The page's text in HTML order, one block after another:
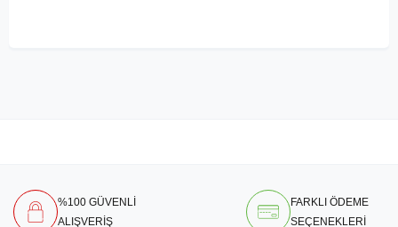
%100 GÜVENLİ
ALIŞVERİŞ
FARKLI ÖDEME
SEÇENEKLERİ